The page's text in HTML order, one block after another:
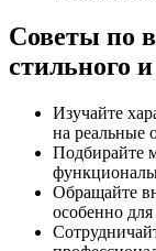
Советы по
стильного
Изучайте
на реальные
Подбирайте
Обращайте
особенно